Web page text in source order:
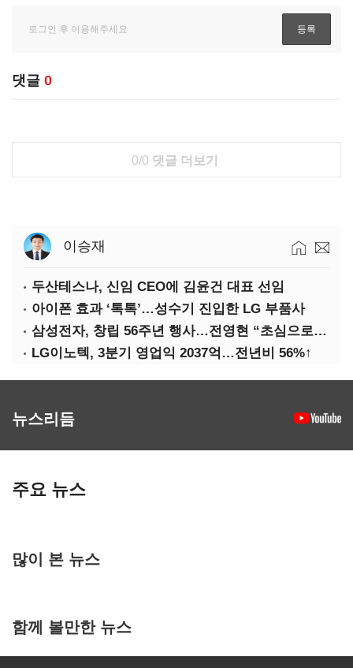
댓글 0
0/0 댓글 더보기
이승재
두산테스나, 신임 CEO에 김윤건 대표 선임
아이폰 효과 ‘톡톡’…성수기 진입한 LG 부품사
삼성전자, 창립 56주년 행사…전영현 “초심으로 경쟁력 회복해야”
LG이노텍, 3분기 영업익 2037억…전년비 56%↑
뉴스리듬
주요 뉴스
많이 본 뉴스
함께 볼만한 뉴스